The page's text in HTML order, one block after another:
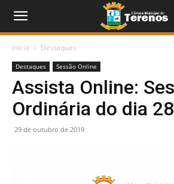
Início Destaques
Destaques Sessão Online
Assista Online:
Ordinária do dia
29 de outubro de 2019